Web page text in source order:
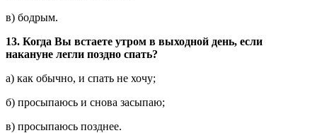
в) бодрым.
13. Когда Вы встаете утром в выходной день, если
накануне легли поздно спать?
а) как обычно, и спать не хочу;
б) просыпаюсь и снова засыпаю;
в) просыпаюсь позднее.